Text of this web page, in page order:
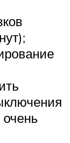
очень